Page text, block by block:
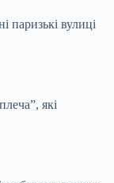
паризькі вулиці
які